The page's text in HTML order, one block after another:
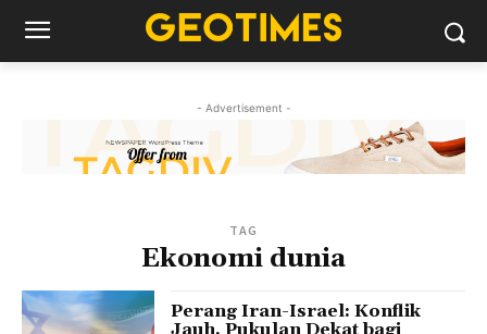
- Advertisement -
TAG
Ekonomi dunia
Perang Iran-Israel: Konflik